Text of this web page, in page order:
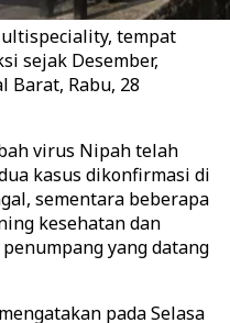
tempat
sejak Desember,
Barat, Rabu, 28
virus Nipah telah
kasus dikonfirmasi di
sementara beberapa
kesehatan dan
yang datang
pada Selasa